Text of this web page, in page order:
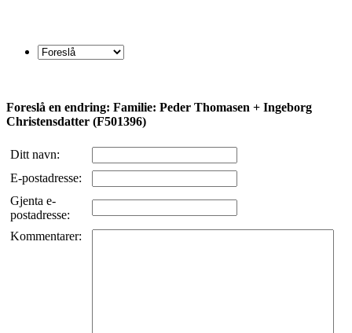
Foreslå en endring: Familie: Peder Thomasen + Ingeborg
Christensdatter (F501396)
Ditt navn:
E-postadresse:
Gjenta e-
postadresse:
Kommentarer: